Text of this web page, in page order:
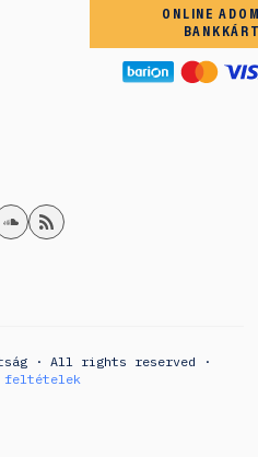
ONLINE
· All rights reserved ·
feltételek